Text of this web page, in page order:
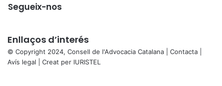
Segueix-nos
Enllaços d’interés
© Copyright 2024, Consell de l'Advocacia Catalana | Contacta
Avís legal | Creat per IURISTEL